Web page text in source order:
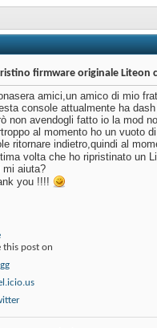
firmware originale Liteon
amici,un amico di mio
console attualmente ha
non avendogli fatto io la mod
al momento ho un vuoto
ritornare indietro,quindi al
volta che ho ripristinato un
mi aiuta?
you !!!!
this post on